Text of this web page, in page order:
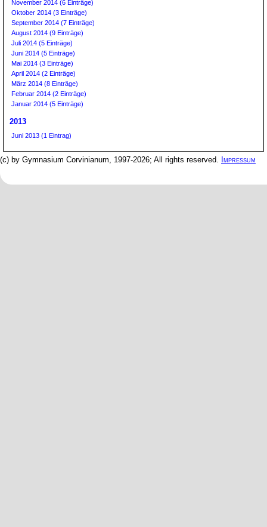
November 2014 (6 Einträge)
Oktober 2014 (3 Einträge)
September 2014 (7 Einträge)
August 2014 (9 Einträge)
Juli 2014 (5 Einträge)
Juni 2014 (5 Einträge)
Mai 2014 (3 Einträge)
April 2014 (2 Einträge)
März 2014 (8 Einträge)
Februar 2014 (2 Einträge)
Januar 2014 (5 Einträge)
2013
Juni 2013 (1 Eintrag)
(c) by Gymnasium Corvinianum, 1997-2026; All rights reserved. Impressum